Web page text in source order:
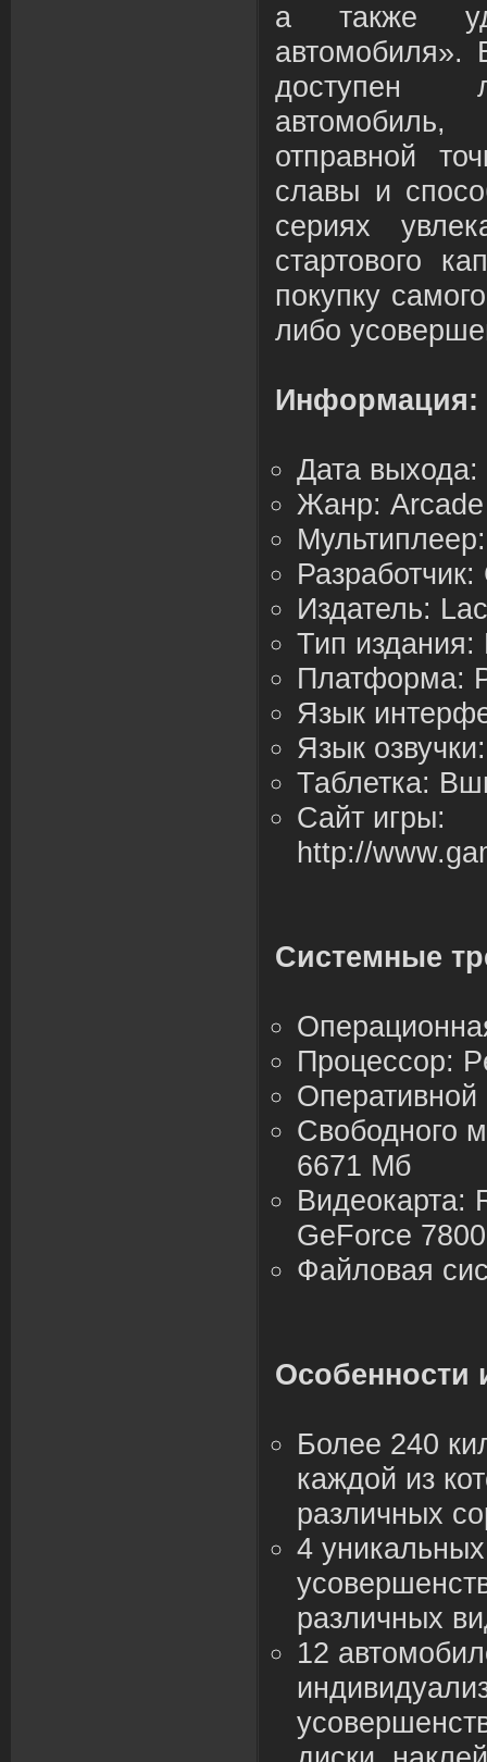
а также
автомобиля».
доступен
отправной
славы и
сериях
стартового
покупку
либо
Информация:
Дата
Жанр:
Издатель:
Тип издания:
Платформа:
Язык
Язык
Таблетка:
Сайт игры:
http://
Системные
Процессор:
Свободного
6671 Мб
Видеокарта:
GeForce 7800
Файловая
Особенности
Более 240
каждой из
различных
4
различных
12